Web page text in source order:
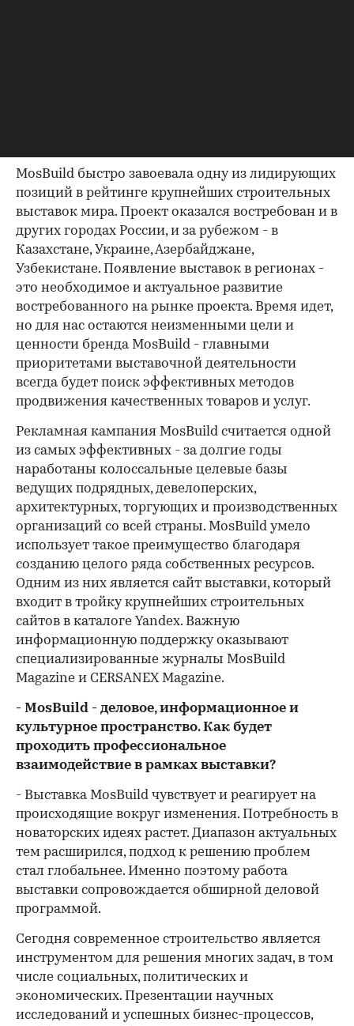
MosBuild быстро завоевала одну из лидирующих
позиций в рейтинге крупнейших строительных
выставок мира. Проект оказался востребован и в
других городах России, и за рубежом - в
Казахстане, Украине, Азербайджане,
Узбекистане. Появление выставок в регионах -
это необходимое и актуальное развитие
востребованного на рынке проекта. Время идет,
но для нас остаются неизменными цели и
ценности бренда MosBuild - главными
приоритетами выставочной деятельности
всегда будет поиск эффективных методов
продвижения качественных товаров и услуг.
Рекламная кампания MosBuild считается одной
из самых эффективных - за долгие годы
наработаны колоссальные целевые базы
ведущих подрядных, девелоперских,
архитектурных, торгующих и производственных
организаций со всей страны. MosBuild умело
использует такое преимущество благодаря
созданию целого ряда собственных ресурсов.
Одним из них является сайт выставки, который
входит в тройку крупнейших строительных
сайтов в каталоге Yandex. Важную
информационную поддержку оказывают
специализированные журналы MosBuild
Magazine и CERSANEX Magazine.
- MosBuild - деловое, информационное и
культурное пространство. Как будет
проходить профессиональное
взаимодействие в рамках выставки?
- Выставка MosBuild чувствует и реагирует на
происходящие вокруг изменения. Потребность в
новаторских идеях растет. Диапазон актуальных
тем расширился, подход к решению проблем
стал глобальнее. Именно поэтому работа
выставки сопровождается обширной деловой
программой.
Сегодня современное строительство является
инструментом для решения многих задач, в том
числе социальных, политических и
экономических. Презентации научных
исследований и успешных бизнес-процессов,